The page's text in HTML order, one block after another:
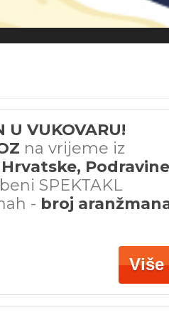
U VUKOVARU!
na vrijeme iz
Podravine
SPEKTAKL
- broj
Više